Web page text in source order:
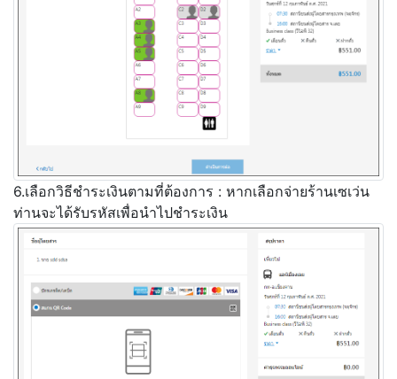
6.เลือกวิธีชำระเงินตามที่ต้องการ : หากเลือกจ่ายร้านเซเว่น
ท่านจะได้รับรหัสเพื่อนำไปชำระเงิน